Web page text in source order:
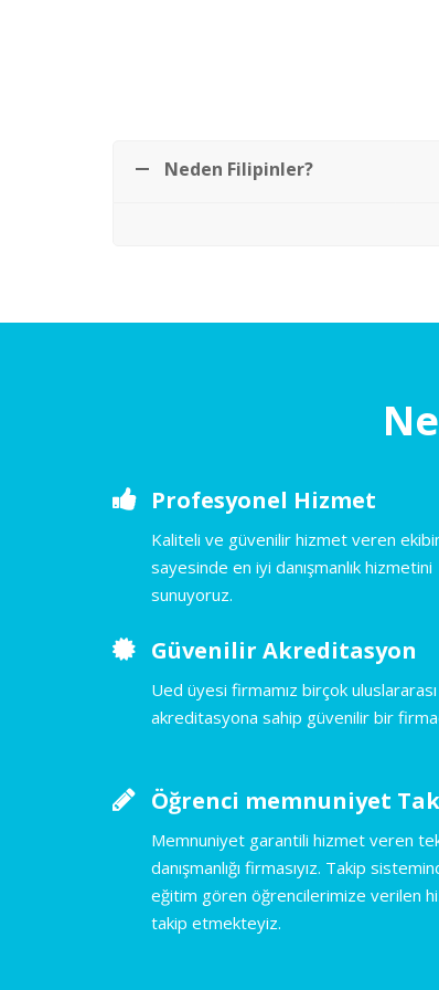
Neden Filipinler?
Profesyonel Hizmet
Kaliteli ve güvenilir hizmet veren
sayesinde en iyi danışmanlık hizmetini
sunuyoruz.
Güvenilir Akreditasyon
Ued üyesi firmamız birçok uluslararası
akreditasyona sahip güvenilir bir
Öğrenci memnuniyet
Memnuniyet garantili hizmet veren
danışmanlığı firmasıyız. Takip
eğitim gören öğrencilerimize verilen
takip etmekteyiz.